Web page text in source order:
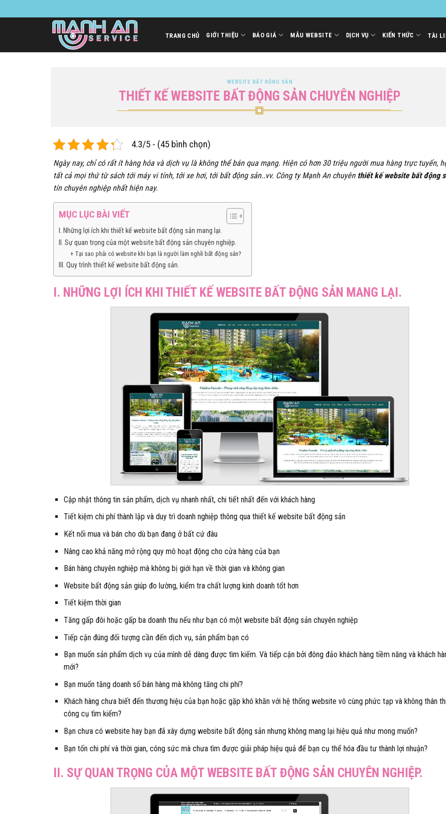
qua
TRANG CHỦ GIỚI THIỆU BÁO GIÁ MẪU WEBSITE DỊCH VỤ KIẾN THỨC TÀI
WEBSITE BẤT ĐỘNG SẢN
THIẾT KẾ WEBSITE BẤT ĐỘNG SẢN CHUYÊN NGHIỆP
4.3/5 - (45 bình chọn)
Ngày nay, chỉ có rất ít hàng hóa và dịch vụ là không thể bán qua mạng. Hiện có hơn 30 triệu người mua hàng trực tuyến,
tất cả mọi thứ từ sách tới máy vi tính, tới xe hơi, tới bất động sản..vv. Công ty Mạnh An chuyênthiết kế website bất động
tín chuyên nghiệp nhất hiện nay.
MỤC LỤC BÀI VIẾT
I. Những lợi ích khi thiết kế website bất động sản mang lại.
II. Sự quan trọng của một website bất động sản chuyên nghiệp.
+ Tại sao phải có website khi bạn là người làm nghề bất động sản?
III. Quy trình thiết kế website bất động sản.
I. NHỮNG LỢI ÍCH KHI THIẾT KẾ WEBSITE BẤT ĐỘNG SẢN MANG LẠI.
Cập nhật thông tin sản phẩm, dịch vụ nhanh nhất, chi tiết nhất đến với khách hàng
Tiết kiệm chi phí thành lập và duy trì doanh nghiệp thông qua thiết kế website bất động sản
Kết nối mua và bán cho dù bạn đang ở bất cứ đâu
Nâng cao khả năng mở rộng quy mô hoạt động cho cửa hàng của bạn
Bán hàng chuyên nghiệp mà không bị giới hạn về thời gian và không gian
Website bất động sản giúp đo lường, kiểm tra chất lượng kinh doanh tốt hơn
Tiết kiệm thời gian
Tăng gấp đôi hoặc gấp ba doanh thu nếu như bạn có một website bất động sản chuyên nghiệp
Tiếp cận đúng đối tượng cần đến dịch vụ, sản phẩm bạn có
Bạn muốn sản phẩm dịch vụ của mình dễ dàng được tìm kiếm. Và tiếp cận bởi đông đảo khách hàng tiềm năng và khách
mới?
Bạn muốn tăng doanh số bán hàng mà không tăng chi phí?
Khách hàng chưa biết đến thương hiệu của bạn hoặc gặp khó khăn với hệ thống website vô cùng phức tạp và không thân
công cụ tìm kiếm?
Bạn chưa có website hay bạn đã xây dựng website bất động sản nhưng không mang lại hiệu quả như mong muốn?
Bạn tốn chi phí và thời gian, công sức mà chưa tìm được giải pháp hiệu quả để bạn cụ thể hóa đầu tư thành lợi nhuận?
II. SỰ QUAN TRỌNG CỦA MỘT WEBSITE BẤT ĐỘNG SẢN CHUYÊN NGHIỆP.